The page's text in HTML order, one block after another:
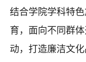
结合学院学科特
育，面向不同群
动，打造廉洁文